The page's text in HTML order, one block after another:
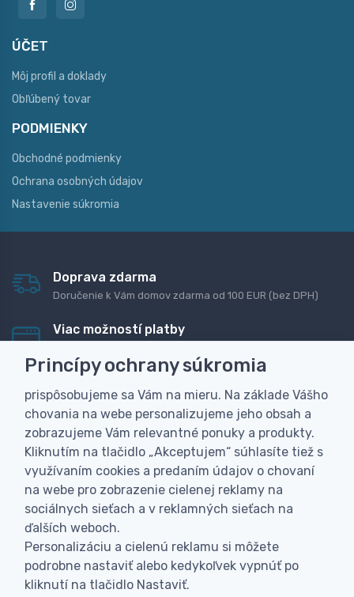
ÚČET
Môj profil a doklady
Obľúbený tovar
PODMIENKY
Obchodné podmienky
Ochrana osobných údajov
Nastavenie súkromia
Doprava zdarma
Doručenie k Vám domov zdarma od 100 EUR (bez DPH)
Viac možností platby
dobierku
Personalizácia
Vyrobíme Vám vlastný originálny darček
Skúsenosť
Široký sortiment, z ktorého Vám pomôžeme vybrať
Princípy ochrany súkromia
prispôsobujeme sa Vám na mieru. Na základe Vášho
chovania na webe personalizujeme jeho obsah a
zobrazujeme Vám relevantné ponuky a produkty.
Kliknutím na tlačidlo „Akceptujem“ súhlasíte tiež s
využívaním cookies a predaním údajov o chovaní
na webe pro zobrazenie cielenej reklamy na
sociálnych sieťach a v reklamných sieťach na
ďalších weboch.
Personalizáciu a cielenú reklamu si môžete
podrobne nastaviť alebo kedykoľvek vypnúť po
kliknutí na tlačidlo Nastaviť.